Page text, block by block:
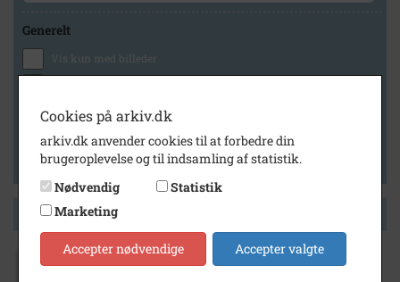
Generelt
Vis kun med billeder
Vis kun med lydklip
Vis kun med kilder
Vis kun med geo-tag
Side 1 af 1
Cookies på arkiv.dk
arkiv.dk anvender cookies til at forbedre din
brugeroplevelse og til indsamling af statistik.
Nødvendig
Statistik
Marketing
Accepter nødvendige Accepter valgte